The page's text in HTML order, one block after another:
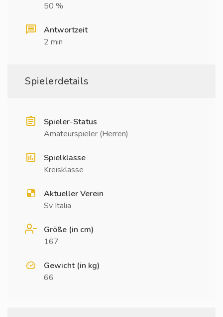
50 %
Antwortzeit
2 min
Spielerdetails
Spieler-Status
Amateurspieler (Herren)
Spielklasse
Kreisklasse
Aktueller Verein
Sv Italia
Größe (in cm)
167
Gewicht (in kg)
66